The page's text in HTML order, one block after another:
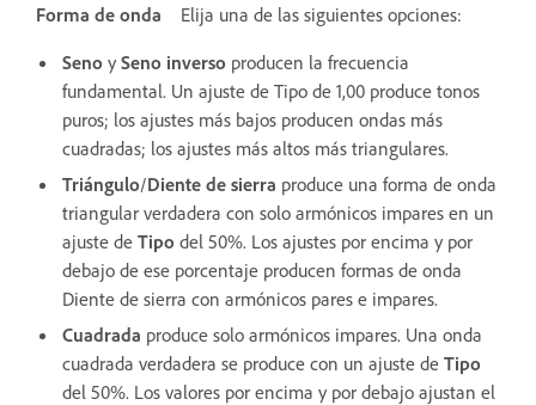
Forma de onda
Elija una de las siguientes opciones:
Seno y Seno inverso producen la frecuencia
fundamental. Un ajuste de Tipo de 1,00 produce tonos
puros; los ajustes más bajos producen ondas más
cuadradas; los ajustes más altos más triangulares.
Triángulo/Diente de sierra produce una forma de onda
triangular verdadera con solo armónicos impares en un
ajuste de Tipo del 50%. Los ajustes por encima y por
debajo de ese porcentaje producen formas de onda
Diente de sierra con armónicos pares e impares.
Cuadrada produce solo armónicos impares. Una onda
cuadrada verdadera se produce con un ajuste de Tipo
del 50%. Los valores por encima y por debajo ajustan el